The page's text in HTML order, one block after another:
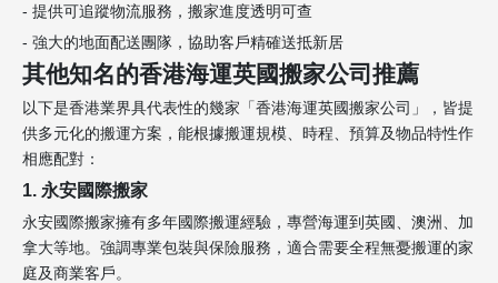
- 提供可追蹤物流服務，搬家進度透明可查
- 強大的地面配送團隊，協助客戶精確送抵新居
其他知名的香港海運英國搬家公司推薦
以下是香港業界具代表性的幾家「香港海運英國搬家公司」，皆提
供多元化的搬運方案，能根據搬運規模、時程、預算及物品特性作
相應配對：
1. 永安國際搬家
永安國際搬家擁有多年國際搬運經驗，專營海運到英國、澳洲、加
拿大等地。強調專業包裝與保險服務，適合需要全程無憂搬運的家
庭及商業客戶。